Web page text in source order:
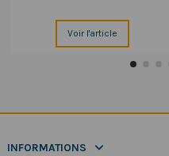
Voir l'article
INFORMATIONS